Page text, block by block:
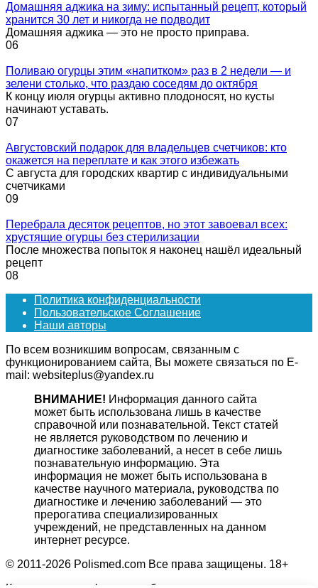
Домашняя аджика на зиму: испытанный рецепт, который
хранится 30 лет и никогда не подводит
Домашняя аджика — это не просто приправа.
06
Поливаю огурцы этим «напитком» раз в 2 недели — и
зелени столько, что раздаю соседям до октября
К концу июля огурцы активно плодоносят, но кусты
начинают уставать.
07
Августовский подарок для владельцев счетчиков: кто
окажется на переплате и как этого избежать
С августа для городских квартир с индивидуальными
счетчиками
09
Перебрала десяток рецептов, но этот завоевал всех:
хрустящие огурцы без стерилизации
После множества попыток я наконец нашёл идеальный
рецепт
08
Политика конфиденциальности
Пользовательское Соглашение
Наши авторы
По всем возникшим вопросам, связанным с
функционированием сайта, Вы можете связаться по E-
mail: websiteplus@yandex.ru
ВНИМАНИЕ! Информация данного сайта
может быть использована лишь в качестве
справочной или познавательной. Текст статей
не является руководством по лечению и
диагностике заболеваний, а несет в себе лишь
познавательную информацию. Эта
информация не может быть использована в
качестве научного материала, руководства по
диагностике и лечению заболеваний — это
прерогатива специализированных
учреждений, не представленных на данном
интернет ресурсе.
© 2011-2026 Polismed.com Все права защищены. 18+